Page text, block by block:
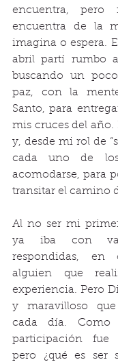
encuentra, pero
encuentra de la
imagina o espera.
abril partí rumbo
buscando un
paz, con la
Santo, para
mis cruces del año.
y, desde mi rol de
cada uno de
acomodarse, para
transitar el camino
Al no ser mi
ya iba con
respondidas, en
alguien que
experiencia. Pero
y maravilloso
cada día.
participación fue
pero ¿qué es ser